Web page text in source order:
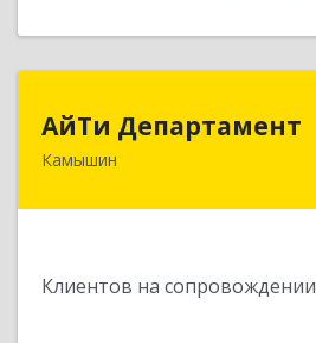
АйТи Департамент
Камышин
Клиентов на сопровождении